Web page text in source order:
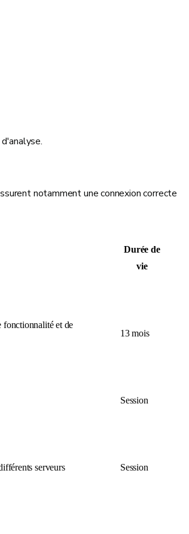
notamment une connexion correcte
Durée de
vie
fonctionnalité et de
13 mois
Session
serveurs Session